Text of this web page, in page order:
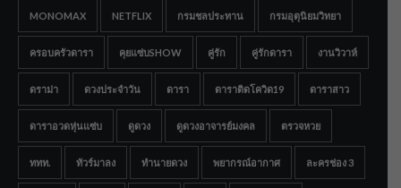
MONOMAX NETFLIX กรมชลประทาน กรมอุตุนิยมวิทยา
ครอบครัวดารา คุยแซ่บSHOW คู่รัก คู่รักดารา งานวิวาห์
ดราม่า ดวงประจำวัน ดารา ดาราติดโควิด19 ดาราสาว
ดาราอวดหุ่นแซ่บ ดูดวง ดูดวงอาจารย์มงคล ตรวจหวย
ททท. ทัวร์มาลง ทำนายดวง พยากรณ์อากาศ ละครช่อง 3